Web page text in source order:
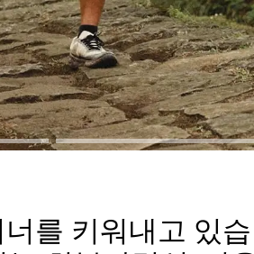
를 키워내고 있